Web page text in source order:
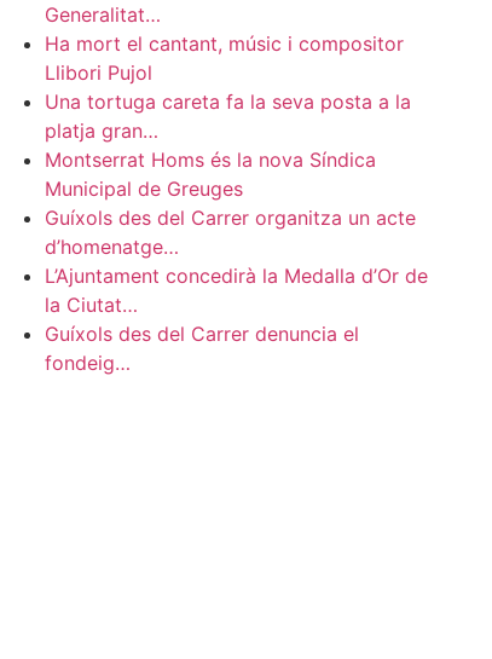
Generalitat…
Ha mort el cantant, músic i compositor
Llibori Pujol
Una tortuga careta fa la seva posta a la
platja gran…
Montserrat Homs és la nova Síndica
Municipal de Greuges
Guíxols des del Carrer organitza un acte
d’homenatge…
L’Ajuntament concedirà la Medalla d’Or de
la Ciutat…
Guíxols des del Carrer denuncia el
fondeig…